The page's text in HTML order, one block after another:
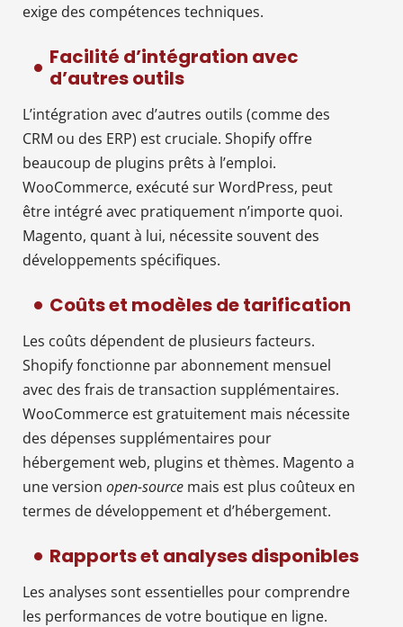
exige des compétences techniques.
Facilité d’intégration avec
d’autres outils
L’intégration avec d’autres outils (comme des
CRM ou des ERP) est cruciale. Shopify offre
beaucoup de plugins prêts à l’emploi.
WooCommerce, exécuté sur WordPress, peut
être intégré avec pratiquement n’importe quoi.
Magento, quant à lui, nécessite souvent des
développements spécifiques.
Coûts et modèles de tarification
Les coûts dépendent de plusieurs facteurs.
Shopify fonctionne par abonnement mensuel
avec des frais de transaction supplémentaires.
WooCommerce est gratuitement mais nécessite
des dépenses supplémentaires pour
hébergement web, plugins et thèmes. Magento a
une version open-source mais est plus coûteux en
termes de développement et d’hébergement.
Rapports et analyses disponibles
Les analyses sont essentielles pour comprendre
les performances de votre boutique en ligne.